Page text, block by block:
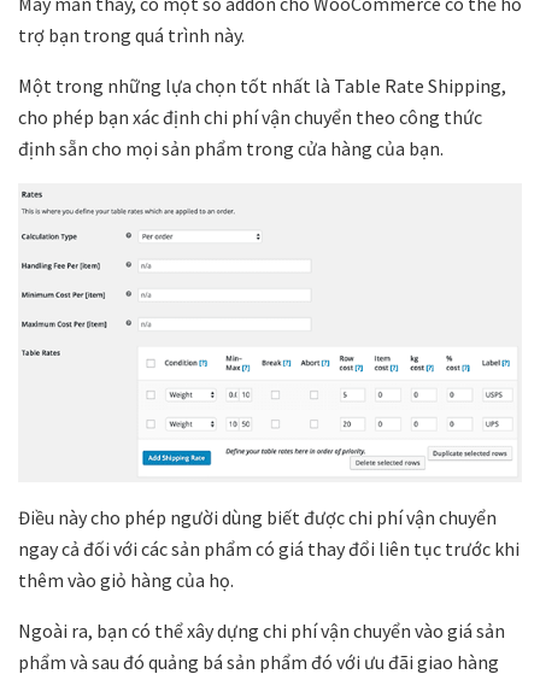
trợ bạn trong quá trình này.
Một trong những lựa chọn tốt nhất là Table Rate Shipping,
cho phép bạn xác định chi phí vận chuyển theo công thức
định sẵn cho mọi sản phẩm trong cửa hàng của bạn.
Điều này cho phép người dùng biết được chi phí vận chuyển
ngay cả đối với các sản phẩm có giá thay đổi liên tục trước khi
thêm vào giỏ hàng của họ.
Ngoài ra, bạn có thể xây dựng chi phí vận chuyển vào giá sản
phẩm và sau đó quảng bá sản phẩm đó với ưu đãi giao hàng